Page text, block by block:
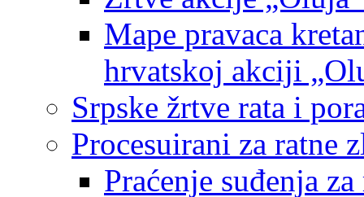
Mape pravaca
hrvatskoj akciji
Srpske žrtve rata i
Procesuirani za ratne
Praćenje suđenja